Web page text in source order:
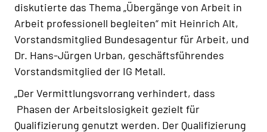
diskutierte das Thema „Übergänge von Arbeit in
Arbeit professionell begleiten“ mit Heinrich Alt,
Vorstandsmitglied Bundesagentur für Arbeit, und
Dr. Hans-Jürgen Urban, geschäftsführendes
Vorstandsmitglied der IG Metall.
„Der Vermittlungsvorrang verhindert, dass
Phasen der Arbeitslosigkeit gezielt für
Qualifizierung genutzt werden. Der Qualifizierung